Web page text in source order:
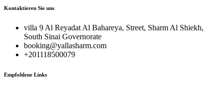
Kontaktieren Sie uns
villa 9 Al Reyadat Al Bahareya, Street, Sharm Al Shiekh,
South Sinai Governorate
booking@yallasharm.com
+201118500079
Empfohlene Links